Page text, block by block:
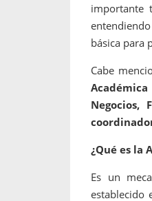
importante
básica para
Cabe
¿Qué es la
Es un